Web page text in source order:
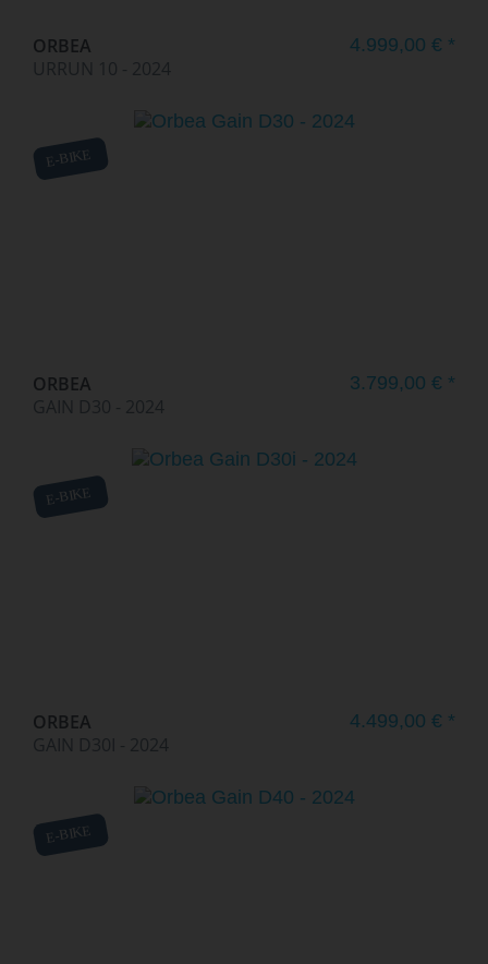
ORBEA
URRUN 10 - 2024
4.999,00 € *
E-BIKE
ORBEA
GAIN D30 - 2024
3.799,00 € *
E-BIKE
ORBEA
GAIN D30I - 2024
4.499,00 € *
E-BIKE